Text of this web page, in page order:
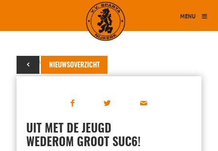
MENU
NIEUWSOVERZICHT
25 februari 2016
UIT MET DE JEUGD
WEDEROM GROOT SUC6!